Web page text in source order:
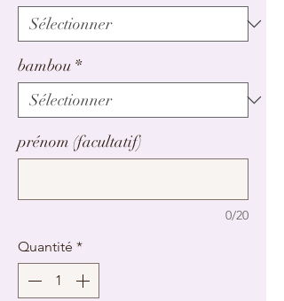
bambou *
prénom (facultatif)
0/20
Quantité *